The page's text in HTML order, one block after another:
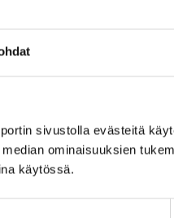
sivustolla evästeitä
ominaisuuksien
käytössä.